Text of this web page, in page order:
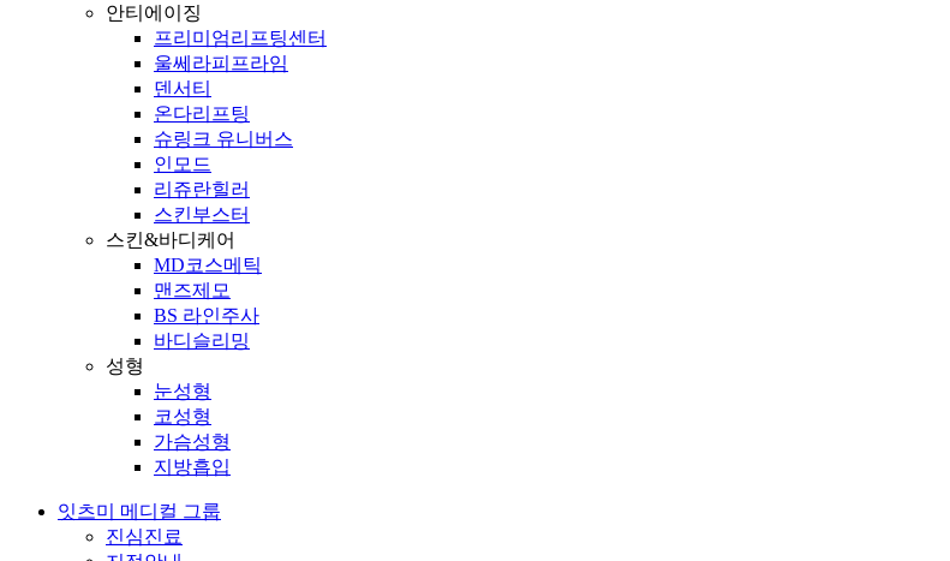
안티에이징
프리미엄리프팅센터
울쎄라피프라임
덴서티
온다리프팅
슈링크 유니버스
인모드
리쥬란힐러
스킨부스터
스킨&바디케어
MD코스메틱
맨즈제모
BS 라인주사
바디슬리밍
성형
눈성형
코성형
가슴성형
지방흡입
잇츠미 메디컬 그룹
진심진료